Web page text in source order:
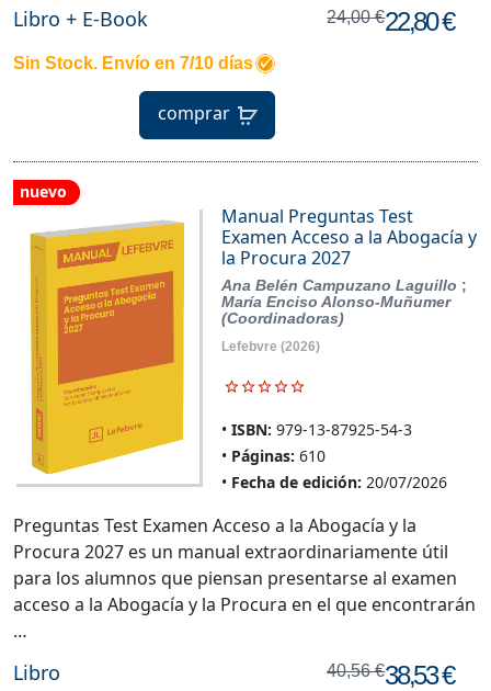
Libro + E-Book 24,00 €22,80 €
Sin Stock. Envío en 7/10 días
comprar
nuevo
Manual Preguntas Test
Examen Acceso a la Abogacía y
la Procura 2027
Ana Belén Campuzano Laguillo ;
María Enciso Alonso-Muñumer
(Coordinadoras)
Lefebvre (2026)
ISBN: 979-13-87925-54-3
Páginas: 610
Fecha de edición: 20/07/2026
Libro 40,56 €38,53 €
Preguntas Test Examen Acceso a la Abogacía y la
Procura 2027 es un manual extraordinariamente útil
para los alumnos que piensan presentarse al examen
acceso a la Abogacía y la Procura en el que encontrarán
…